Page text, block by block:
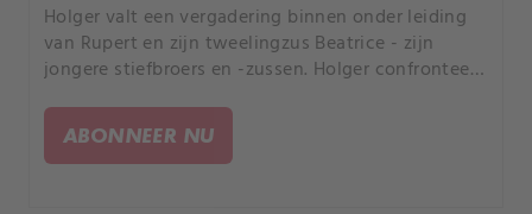
Holger valt een vergadering binnen onder leiding
van Rupert en zijn tweelingzus Beatrice - zijn
jongere stiefbroers en -zussen. Holger confronteert
ABONNEER NU